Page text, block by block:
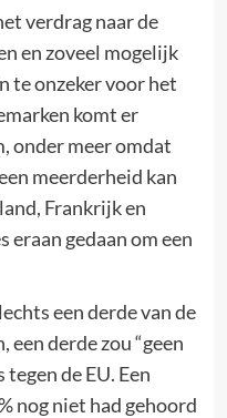
verdrag naar de
en zoveel mogelijk
te onzeker voor het
komt er
onder meer omdat
meerderheid kan
Frankrijk en
gedaan om een
een derde van de
een derde zou “geen
de EU. Een
nog niet had gehoord